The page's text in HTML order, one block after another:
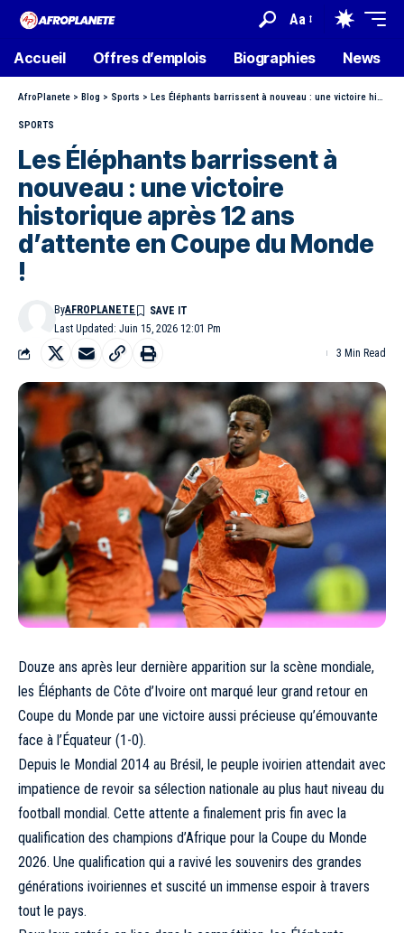
Aa
Accueil Offres d’emplois Biographies News
AfroPlanete > Blog > Sports > Les Éléphants barrissent à nouveau : une victoire historique après 12 ans d’attente en Coupe du Monde !
SPORTS
Les Éléphants barrissent à
nouveau : une victoire
historique après 12 ans
d’attente en Coupe du Monde
!
Last Updated: Juin 15, 2026 12:01 Pm
ByAFROPLANETE
3 Min Read
Douze ans après leur dernière apparition sur la scène mondiale,
les Éléphants de Côte d’Ivoire ont marqué leur grand retour en
Coupe du Monde par une victoire aussi précieuse qu’émouvante
face à l’Équateur (1-0).
Depuis le Mondial 2014 au Brésil, le peuple ivoirien attendait avec
impatience de revoir sa sélection nationale au plus haut niveau du
football mondial. Cette attente a finalement pris fin avec la
qualification des champions d’Afrique pour la Coupe du Monde
2026. Une qualification qui a ravivé les souvenirs des grandes
générations ivoiriennes et suscité un immense espoir à travers
tout le pays.